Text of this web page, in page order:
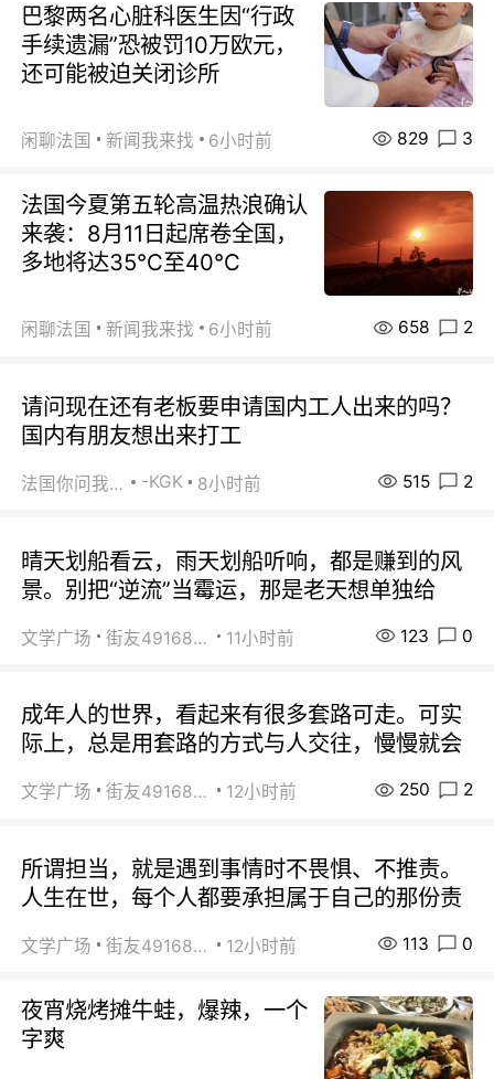
巴黎两名心脏科医生因“行政
手续遗漏”恐被罚10万欧元，
还可能被迫关闭诊所
闲聊法国 新闻我来找 6小时前 829 3
法国今夏第五轮高温热浪确认
来袭：8月11日起席卷全国，
多地将达35℃至40℃
闲聊法国 新闻我来找 6小时前 658 2
请问现在还有老板要申请国内工人出来的吗？
国内有朋友想出来打工
法国你问我答 -KGK 8小时前 515 2
晴天划船看云，雨天划船听响，都是赚到的风
景。别把“逆流”当霉运，那是老天想单独给
文学广场 街友49168527 11小时前 123 0
成年人的世界，看起来有很多套路可走。可实
际上，总是用套路的方式与人交往，慢慢就会
文学广场 街友49168527 12小时前 250 2
所谓担当，就是遇到事情时不畏惧、不推责。
人生在世，每个人都要承担属于自己的那份责
文学广场 街友49168527 12小时前 113 0
夜宵烧烤摊牛蛙，爆辣，一个
字爽